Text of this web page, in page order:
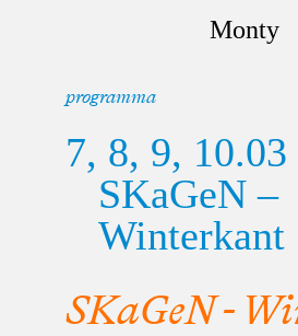
Monty
programma
7, 8, 9, 10.03
SKaGeN –
Winterkant
SKaGeN -